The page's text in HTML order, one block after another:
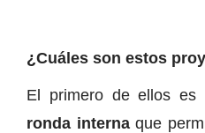
¿Cuáles son estos
El primero de ellos es
ronda internaque